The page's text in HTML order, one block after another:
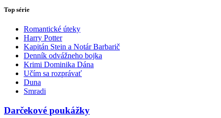
Top série
Romantické úteky
Harry Potter
Kapitán Stein a Notár Barbarič
Denník odvážneho bojka
Krimi Dominika Dána
Učím sa rozprávať
Duna
Smradi
Darčekové poukážky